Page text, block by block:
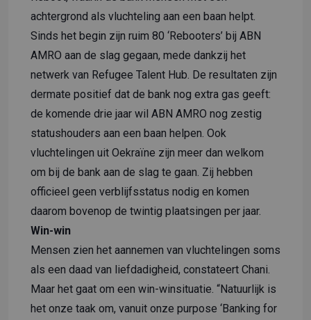
achtergrond als vluchteling aan een baan helpt.
Sinds het begin zijn ruim 80 ‘Rebooters’ bij ABN
AMRO aan de slag gegaan, mede dankzij het
netwerk van Refugee Talent Hub. De resultaten zijn
dermate positief dat de bank nog extra gas geeft:
de komende drie jaar wil ABN AMRO nog zestig
statushouders aan een baan helpen. Ook
vluchtelingen uit Oekraïne zijn meer dan welkom
om bij de bank aan de slag te gaan. Zij hebben
officieel geen verblijfsstatus nodig en komen
daarom bovenop de twintig plaatsingen per jaar.
Win-win
Mensen zien het aannemen van vluchtelingen soms
als een daad van liefdadigheid, constateert Chani.
Maar het gaat om een win-winsituatie. “Natuurlijk is
het onze taak om, vanuit onze purpose ‘Banking for